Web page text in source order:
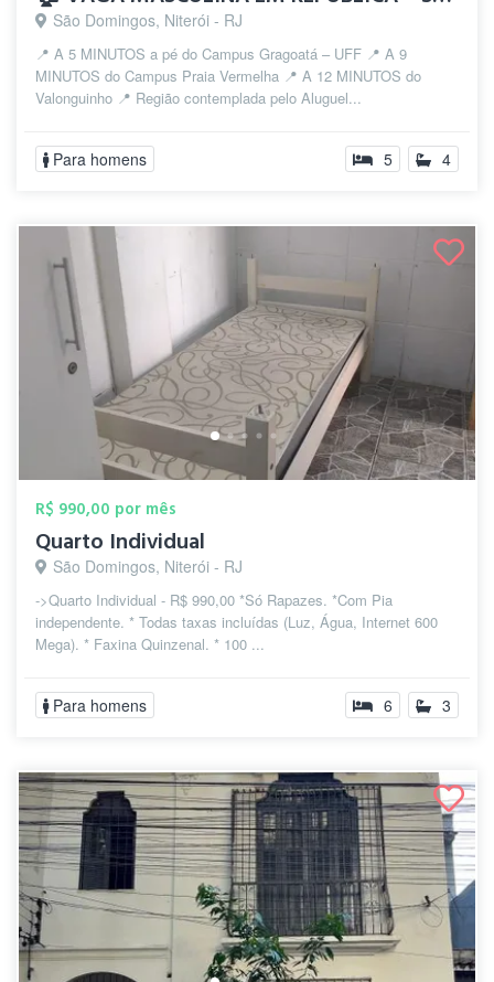
São Domingos, Niterói - RJ
📍 A 5 MINUTOS a pé do Campus Gragoatá – UFF 📍 A 9
MINUTOS do Campus Praia Vermelha 📍 A 12 MINUTOS do
Valonguinho 📍 Região contemplada pelo Aluguel...
Para homens 5 4
R$ 990,00 por mês
Quarto Individual
São Domingos, Niterói - RJ
->Quarto Individual - R$ 990,00 *Só Rapazes. *Com Pia
independente. * Todas taxas incluídas (Luz, Água, Internet 600
Mega). * Faxina Quinzenal. * 100 ...
Para homens 6 3